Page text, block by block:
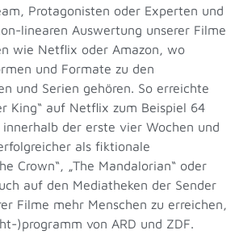
Protagonisten oder Experten und
linearen Auswertung unserer Filme
wie Netflix oder Amazon, wo
und Formate zu den
und Serien gehören. So erreichte
King“ auf Netflix zum Beispiel 64
der erste vier Wochen und
als fiktionale
Crown“, „The Mandalorian“ oder
auf den Mediatheken der Sender
Filme mehr Menschen zu erreichen,
)programm von ARD und ZDF.